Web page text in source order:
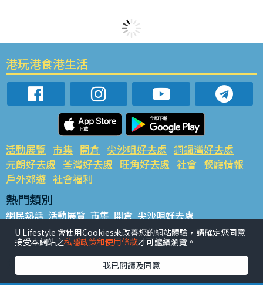
港玩港食港生活
活動展覽 市集 開倉 尖沙咀好去處 銅鑼灣好去處
元朗好去處 荃灣好去處 旺角好去處 社會 餐廳情報
戶外郊遊 社會福利
熱門類別
網民熱話 活動展覽 市集 開倉 尖沙咀好去處
銅鑼灣好去處 元朗好去處 荃灣好去處 旺角好去處 社會
餐廳情報 戶外郊遊
熱門標籤
#UGO搵好去處 #人氣活動推介 #美食社群熱話
U Lifestyle 會使用Cookies來改善您的網站體驗，請確定您同意
接受本網站之私隱政策和使用條款才可繼續瀏覽。
我已閱讀及同意